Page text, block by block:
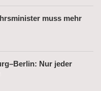
muss mehr
Nur jeder